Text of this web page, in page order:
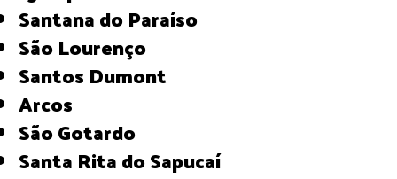
Santana do Paraíso
São Lourenço
Santos Dumont
Arcos
São Gotardo
Santa Rita do Sapucaí